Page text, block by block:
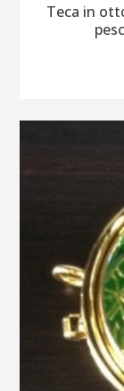
Teca in